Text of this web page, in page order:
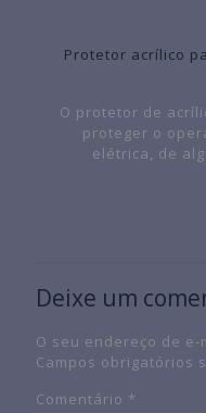
Protetor acrílico
O protetor de
proteger o
elétrica, de
Deixe um
O seu endereço de
Campos obrigatórios
Comentário *